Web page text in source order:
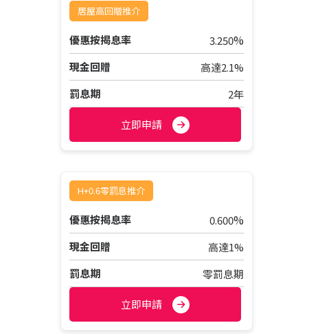
居屋高回贈推介
優惠按揭息率 3.250%
現金回贈
高達2.1%
罰息期
2年
立即申請
H+0.6零罰息推介
優惠按揭息率 0.600%
現金回贈
高達1%
罰息期
零罰息期
立即申請